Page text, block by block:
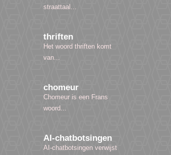
straattaal...
thriften
Het woord thriften komt
van...
chomeur
Chomeur is een Frans
woord...
AI-chatbotsingen
AI-chatbotsingen verwijst